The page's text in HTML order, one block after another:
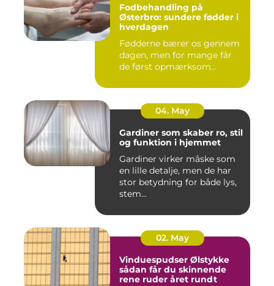
Fodbehandling på
Østerbro: sundere fødder i
hverdagen
Fødderne bærer os gennem
dagen, men for mange får
de først opmærksom...
04. May
Gardiner som skaber ro, stil
og funktion i hjemmet
Gardiner virker måske som
en lille detalje, men de har
stor betydning for både lys,
stem...
02. May
Vinduespudser Ølstykke
sådan får du skinnende
rene ruder året rundt